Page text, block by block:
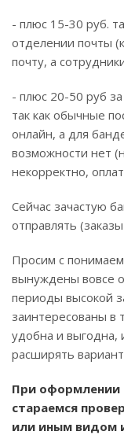
- плюс 15-30 руб.
отделении почты
почту, а
- плюс 20-50 руб
так как обычные
онлайн, а для
возможности нет
некорректно,
Сейчас зачастую
отправлять
Просим с
вынуждены вовсе
периоды высокой
заинтересованы в
удобна и выгодна,
расширять
При оформлении
стараемся
или иным видом